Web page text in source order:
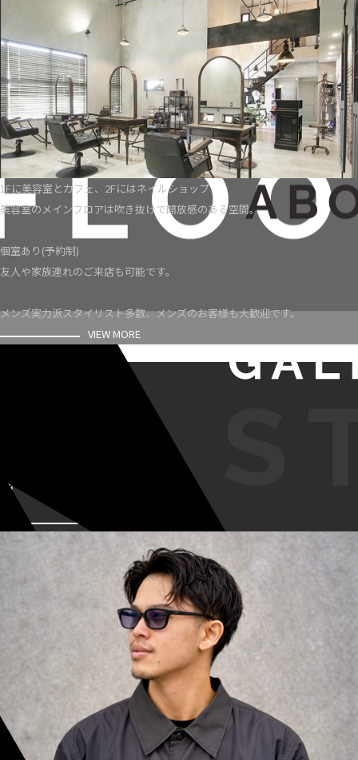
1Fに美容室とカフェ、2Fにはネイルショップ
美容室のメインフロアは吹き抜けで開放感のある空間。
個室あり(予約制)
友人や家族連れのご来店も可能です。
メンズ実力派スタイリスト多数、メンズのお客様も大歓迎です。
VIEW MORE